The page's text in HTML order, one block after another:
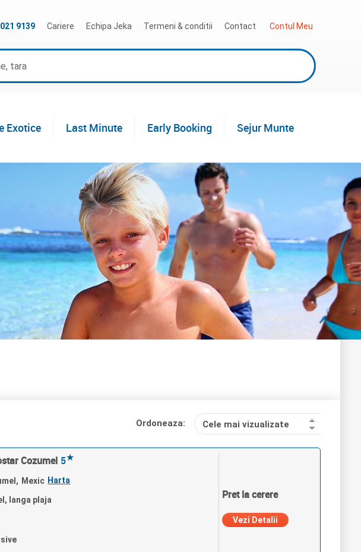
Cariere Echipa Jeka Termeni & conditii Contact Contul Meu
021 9139
Exotice Last Minute Early Booking Sejur Munte
Ordoneaza: Cele mai vizualizate
Pret la cerere
Vezi Detalii
Cozumel 5★
Mexic Harta
langa plaja